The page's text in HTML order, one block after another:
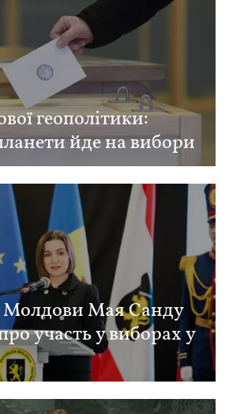
геополітики:
йде на вибори
Молдови Мая Санду
участь у виборах у